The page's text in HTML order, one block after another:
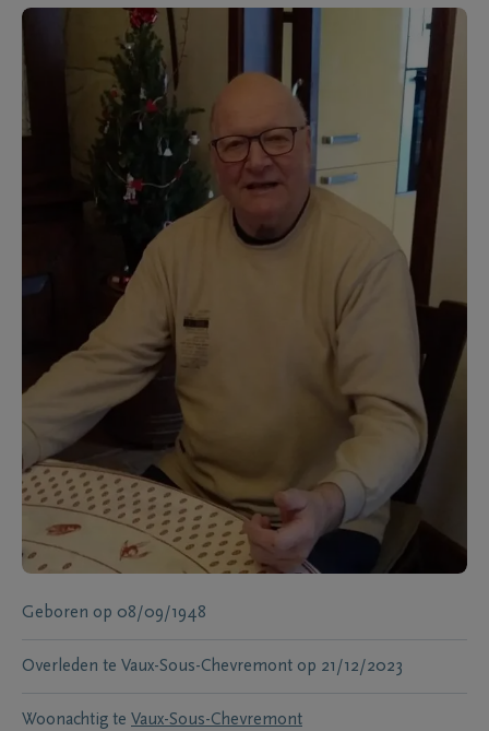
Geboren op 08/09/1948
Overleden te Vaux-Sous-Chevremont op 21/12/2023
Woonachtig te Vaux-Sous-Chevremont